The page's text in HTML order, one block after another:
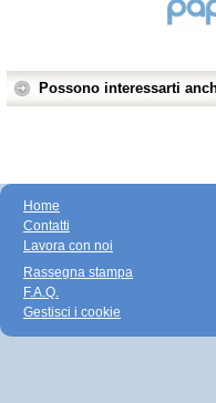
Possono interessarti
Home
Contatti
Lavora con noi
Rassegna stampa
F.A.Q.
Gestisci i cookie